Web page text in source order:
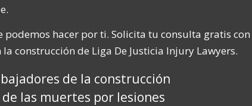
hacer por ti. Solicita tu consulta gratis con
construcción de Liga De Justicia Injury Lawyers.
de la construcción
las muertes por lesiones